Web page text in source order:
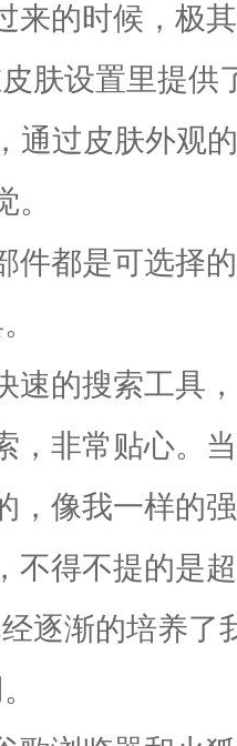
来的时候，极
肤设置里提供
通过皮肤外观
件都是可选择
速的搜索工具
，非常贴心。
，像我一样的
不得不提的是
逐渐的培养了